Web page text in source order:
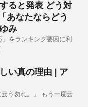
ると発表 どう対
あなたならどう
み
をランキング要因に利
い真の理由 | ア
云う勿れ。」 もう一度云